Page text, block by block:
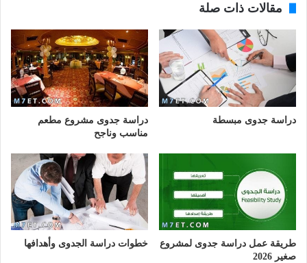
مقالات ذات صلة
دراسة جدوى مبسطة
دراسة جدوى مشروع مطعم
مناسب وناجح
طريقة عمل دراسة جدوى لمشروع
صغير 2026
خطوات دراسة الجدوى وأهدافها